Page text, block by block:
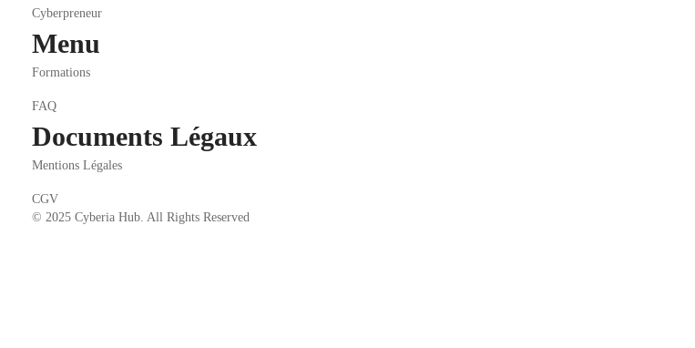
Cyberpreneur
Menu
Formations
FAQ
Documents Légaux
Mentions Légales
CGV
© 2025 Cyberia Hub. All Rights Reserved